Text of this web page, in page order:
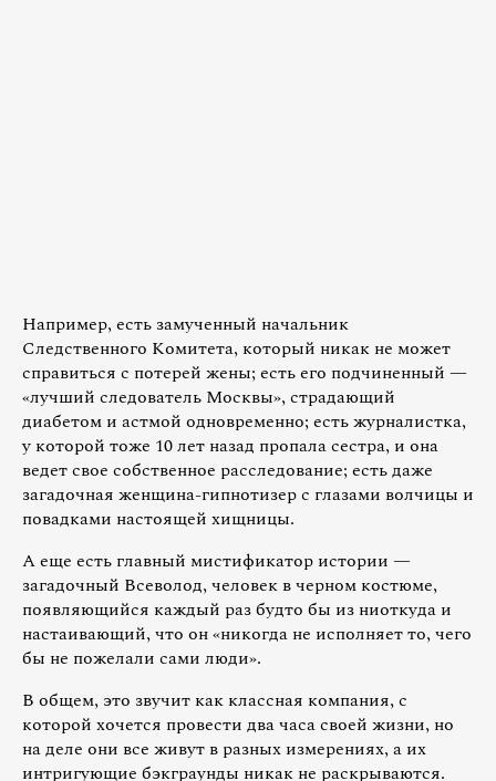
Например, есть замученный начальник
Следственного Комитета, который никак не может
справиться с потерей жены; есть его подчиненный —
«лучший следователь Москвы», страдающий
диабетом и астмой одновременно; есть журналистка,
у которой тоже 10 лет назад пропала сестра, и она
ведет свое собственное расследование; есть даже
загадочная женщина-гипнотизер с глазами волчицы и
повадками настоящей хищницы.
А еще есть главный мистификатор истории —
загадочный Всеволод, человек в черном костюме,
появляющийся каждый раз будто бы из ниоткуда и
настаивающий, что он «никогда не исполняет то, чего
бы не пожелали сами люди».
В общем, это звучит как классная компания, с
которой хочется провести два часа своей жизни, но
на деле они все живут в разных измерениях, а их
интригующие бэкграунды никак не раскрываются.